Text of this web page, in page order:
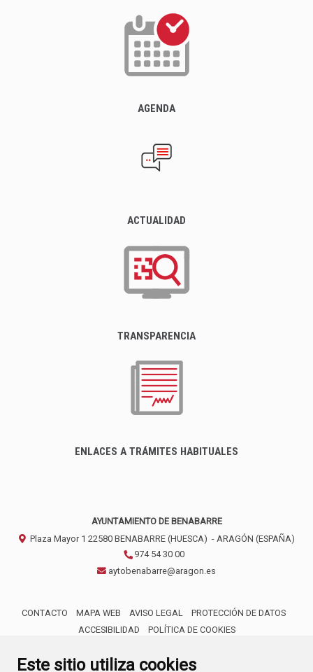
Este sitio utiliza cookies
AGENDA
ACTUALIDAD
TRANSPARENCIA
ENLACES A TRÁMITES HABITUALES
AYUNTAMIENTO DE BENABARRE
Plaza Mayor 1 22580 BENABARRE (HUESCA) - ARAGÓN (ESPAÑA)
974 54 30 00
aytobenabarre@aragon.es
CONTACTO MAPA WEB AVISO LEGAL
PROTECCIÓN DE DATOS
ACCESIBILIDAD
POLÍTICA DE COOKIES